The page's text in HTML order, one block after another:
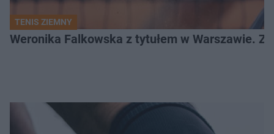
TENIS ZIEMNY
Weronika Falkowska z tytułem w Warszawie.